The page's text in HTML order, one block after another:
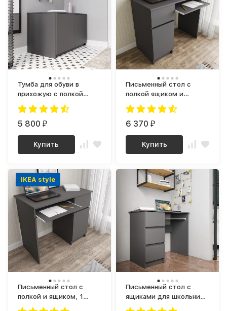
Тумба для обуви в
прихожую с полкой
напольная, Антресоль на
шкаф для одежды МА
900.1 (МП) Графит МС
5 800₽
Купить
Письменный стол с
полкой ящиком и
тумбой, аналог ИКЕА
ЭЙЛЕР (IKEA EJLER) МС-1
левый (МП), Графит МС
6 370₽
Купить
IKEA style
Письменный стол с
полкой и ящиком, 1
тумбой, аналог ИКЕА
Письменный стол с
ящиками для школьника
с полкой и тумбой